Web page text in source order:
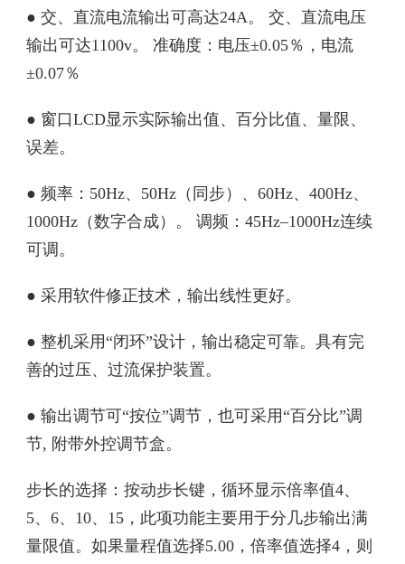
● 交、直流电流输出可高达24A。 交、直流电压
输出可达1100v。 准确度：电压±0.05％，电流
±0.07％
● 窗口LCD显示实际输出值、百分比值、量限、
误差。
● 频率：50Hz、50Hz（同步）、60Hz、400Hz、
1000Hz（数字合成）。 调频：45Hz–1000Hz连续
可调。
● 采用软件修正技术，输出线性更好。
● 整机采用“闭环”设计，输出稳定可靠。具有完
善的过压、过流保护装置。
● 输出调节可“按位”调节，也可采用“百分比”调
节, 附带外控调节盒。
步长的选择：按动步长键，循环显示倍率值4、
5、6、10、15，此项功能主要用于分几步输出满
量限值。如果量程值选择5.00，倍率值选择4，则